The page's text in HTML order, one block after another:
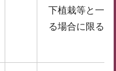
下植栽等と一
る場合に限る）